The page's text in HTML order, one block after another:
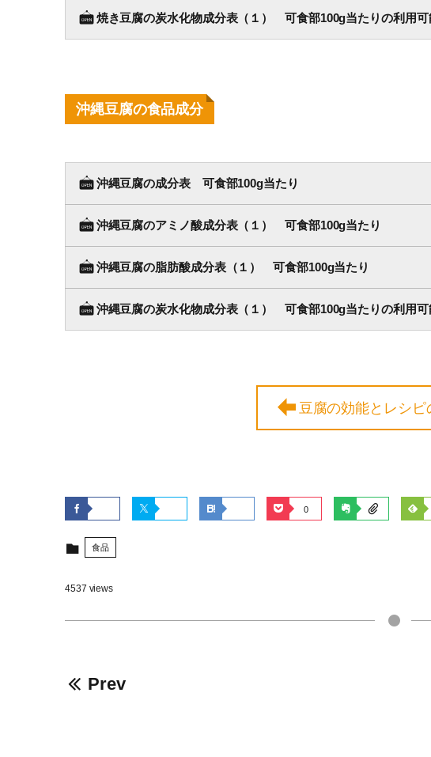
焼き豆腐の炭水化物成分表（１） 可食部100g当たりの利用
沖縄豆腐の食品成分
沖縄豆腐の成分表 可食部100g当たり
沖縄豆腐のアミノ酸成分表（１） 可食部100g当たり
沖縄豆腐の脂肪酸成分表（１） 可食部100g当たり
沖縄豆腐の炭水化物成分表（１） 可食部100g当たりの利用
豆腐の効能とレシピ
0
食品
4537 views
Prev